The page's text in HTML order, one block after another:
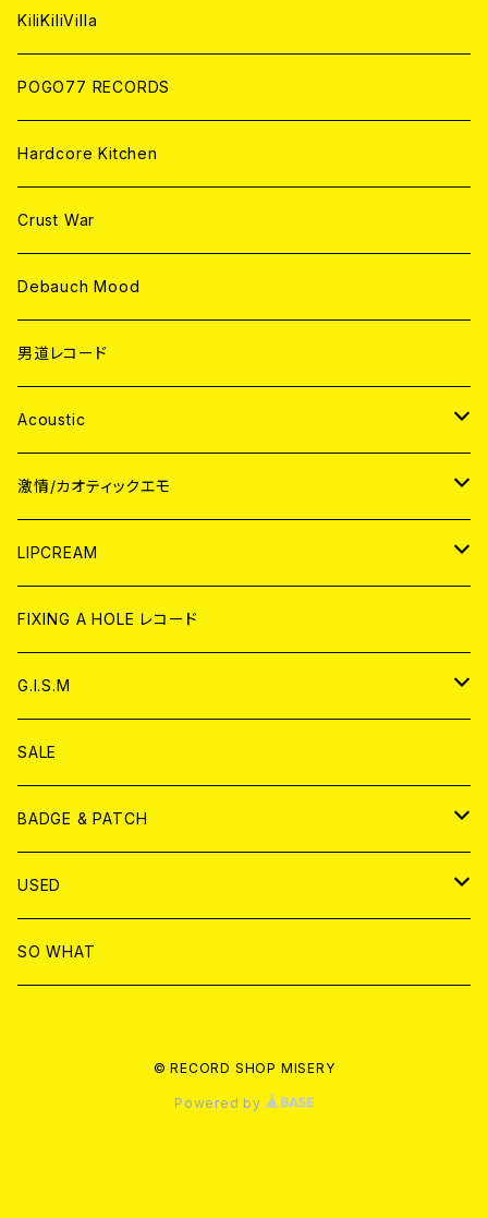
ANALOG
KiliKiliVilla
POGO77 RECORDS
Hardcore Kitchen
Crust War
Debauch Mood
男道レコード
Acoustic
JAPAN
CD
ANALOG
WORLD
CD
ANALOG
激情/カオティックエモ
JAPAN
CD
ANALOG
WORLD
CD
ANALOG
LIPCREAM
CD
アナログ
DVD
T-shirt & WEAR
FIXING A HOLE レコード
G.I.S.M
CD
ANALOG
T-SHIRT & WEAR
DVD
SALE
BADGE & PATCH
BADGE
PATCH
USED
書籍
SO WHAT
© RECORD SHOP MISERY
Powered by